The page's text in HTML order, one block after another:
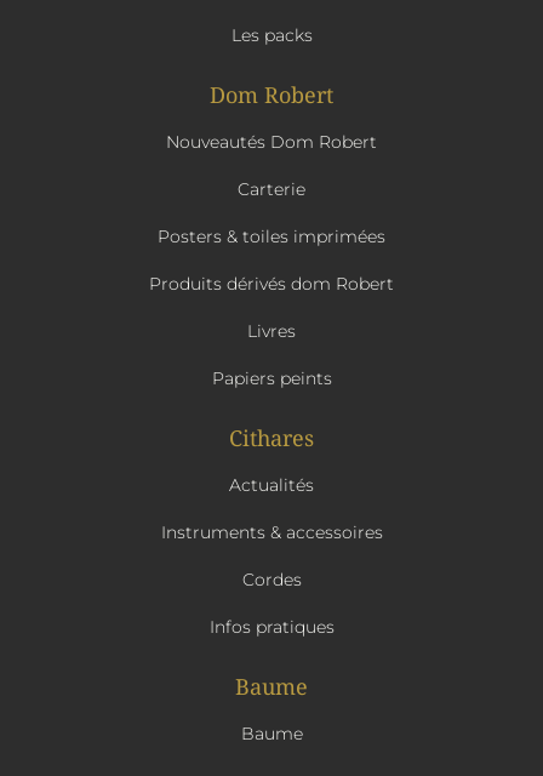
Les packs
Dom Robert
Nouveautés Dom Robert
Carterie
Posters & toiles imprimées
Produits dérivés dom Robert
Livres
Papiers peints
Cithares
Actualités
Instruments & accessoires
Cordes
Infos pratiques
Baume
Baume